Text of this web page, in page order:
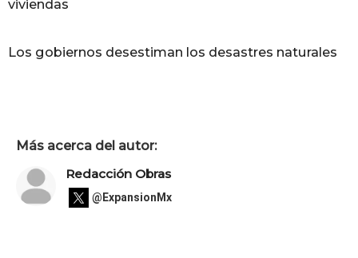
viviendas
Los gobiernos desestiman los desastres naturales
Más acerca del autor:
Redacción Obras
@ExpansionMx